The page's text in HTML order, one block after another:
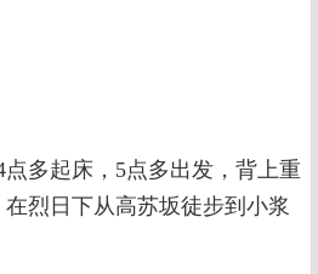
多起床，5点多出发，背上重
烈日下从高苏坂徒步到小浆